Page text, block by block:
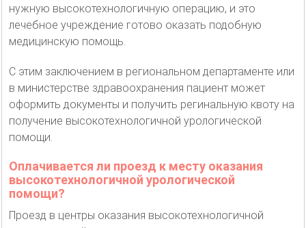
нужную высокотехнологичную операцию, и это
лечебное учреждение готово оказать подобную
медицинскую помощь.
С этим заключением в региональном департаменте или
в министерстве здравоохранения пациент может
оформить документы и получить регинальную квоту на
получение высокотехнологичной урологической
помощи.
Оплачивается ли проезд к месту оказания
высокотехнологичной урологической
помощи?
Проезд в центры оказания высокотехнологичной